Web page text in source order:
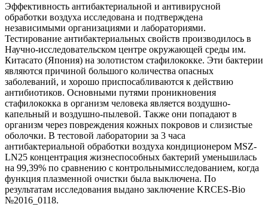
Эффективность антибактериальной и антивирусной
обработки воздуха исследована и подтверждена
независимыми организациями и лабораториями.
Тестирование антибактериальных свойств производилось в
Научно-исследовательском центре окружающей среды им.
Китасато (Япония) на золотистом стафилококке. Эти бактерии
являются причиной большого количества опасных
заболеваний, и хорошо приспосабливаются к действию
антибиотиков. Основными путями проникновения
стафилококка в организм человека является воздушно-
капельный и воздушно-пылевой. Также они попадают в
организм через повреждения кожных покровов и слизистые
оболочки. В тестовой лаборатории за 3 часа
антибактериальной обработки воздуха кондиционером MSZ-
LN25 концентрация жизнеспособных бактерий уменьшилась
на 99,39% по сравнению с контрольнымисследованием, когда
функция плазменной очистки была выключена. По
результатам исследования выдано заключение KRCES-Bio
№2016_0118.